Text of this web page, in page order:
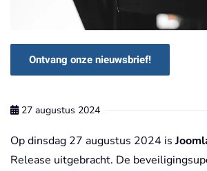
Ontvang onze nieuwsbrief!
27 augustus 2024
Op dinsdag 27 augustus 2024 is
Release uitgebracht. De